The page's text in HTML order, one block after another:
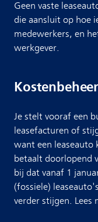
Geen vaste
die aansluit op hoe
medewerkers, en
werkgever.
Je stelt vooraf een
leasefacturen of
want een leaseauto
betaalt doorlopend
bij dat vanaf 1
(fossiele)
verder stijgen. Lees